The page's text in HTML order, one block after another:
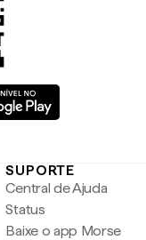
SUPORTE
Central de Ajuda
Status
Baixe o app Morse